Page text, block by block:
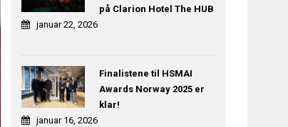
på Clarion Hotel The HUB
januar 22, 2026
Finalistene til HSMAI
Awards Norway 2025 er
klar!
januar 16, 2026